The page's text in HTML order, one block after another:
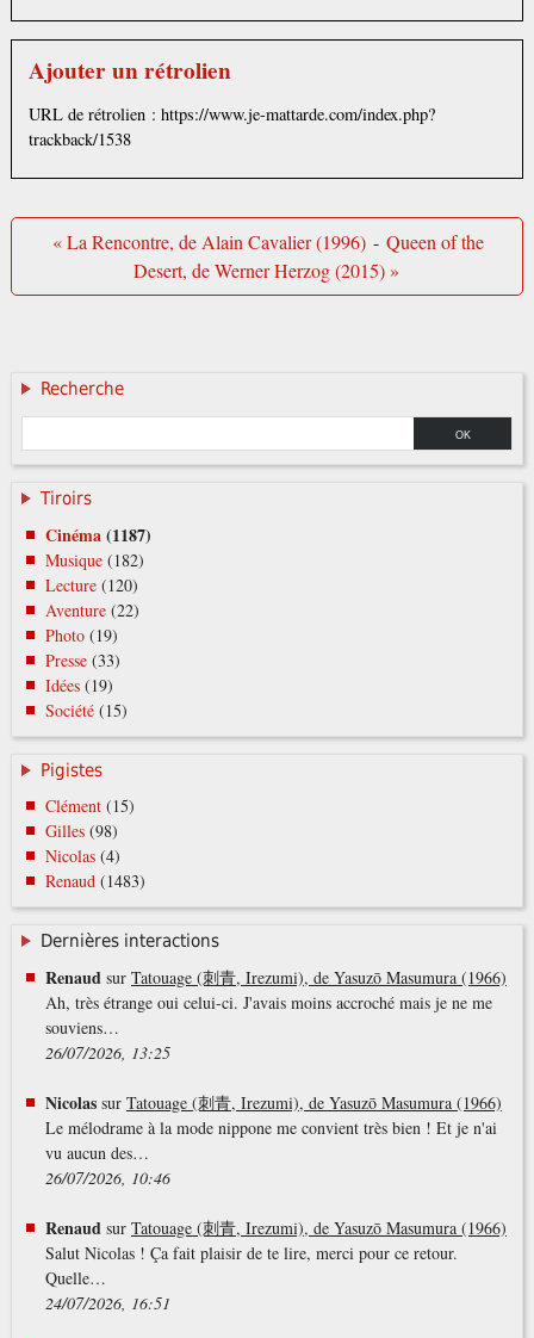
Ajouter un rétrolien
URL de rétrolien : https://www.je-mattarde.com/index.php?
trackback/1538
« La Rencontre, de Alain Cavalier (1996) - Queen of the
Desert, de Werner Herzog (2015) »
Recherche
Tiroirs
Cinéma(1187)
Musique (182)
Lecture (120)
Aventure (22)
Photo (19)
Presse (33)
Idées (19)
Société (15)
Pigistes
Clément(15)
Gilles(98)
Nicolas(4)
Renaud(1483)
Dernières interactions
Renaud sur Tatouage (刺青, Irezumi), de Yasuzō Masumura (1966)
Ah, très étrange oui celui-ci. J'avais moins accroché mais je ne me
souviens…
26/07/2026, 13:25
Nicolassur Tatouage (刺青, Irezumi), de Yasuzō Masumura (1966)
Le mélodrame à la mode nippone me convient très bien ! Et je n'ai
vu aucun des…
26/07/2026, 10:46
Renaud sur Tatouage (刺青, Irezumi), de Yasuzō Masumura (1966)
Salut Nicolas ! Ça fait plaisir de te lire, merci pour ce retour.
Quelle…
24/07/2026, 16:51